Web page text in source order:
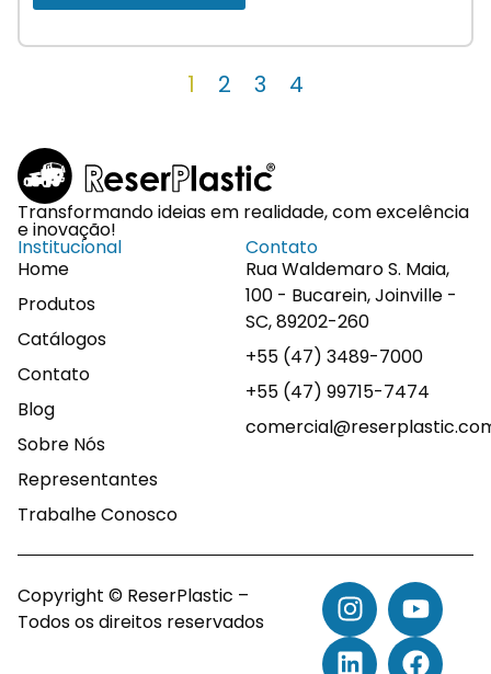
1 2 3 4
Transformando ideias em realidade, com excelência
e inovação!
Institucional
Home
Produtos
Catálogos
Contato
Blog
Sobre Nós
Representantes
Trabalhe Conosco
Contato
Rua Waldemaro S. Maia,
100 - Bucarein, Joinville -
SC, 89202-260
+55 (47) 3489-7000
+55 (47) 99715-7474
Copyright © ReserPlastic –
Todos os direitos reservados